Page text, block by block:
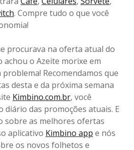
. Compre tudo o que você
procurava na oferta atual do
achou o Azeite morixe em
Recomendamos que
desta e da próxima semana
Kimbino.com.br, você
diário das promoções atuais. E
sobre as melhores ofertas
aplicativo Kimbino app e nós
os novos folhetos e